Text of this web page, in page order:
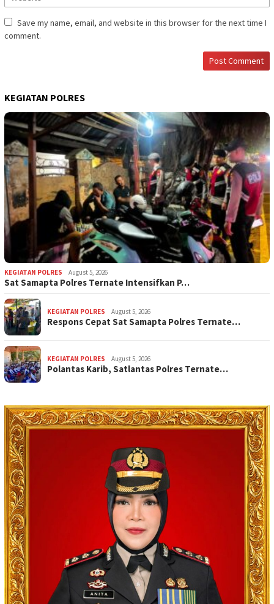
Save my name, email, and website in this browser for the next time I
comment.
KEGIATAN POLRES
KEGIATAN POLRES August 5, 2026
Sat Samapta Polres Ternate Intensifkan P…
KEGIATAN POLRES August 5, 2026
Respons Cepat Sat Samapta Polres Ternate…
KEGIATAN POLRES August 5, 2026
Polantas Karib, Satlantas Polres Ternate…